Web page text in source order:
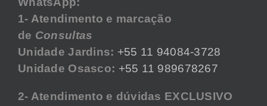
1- Atendimento e marcação
de Consultas
Unidade Jardins: +55 11 94084-3728
Unidade Osasco: +55 11 989678267
2- Atendimento e dúvidas EXCLUSIVO